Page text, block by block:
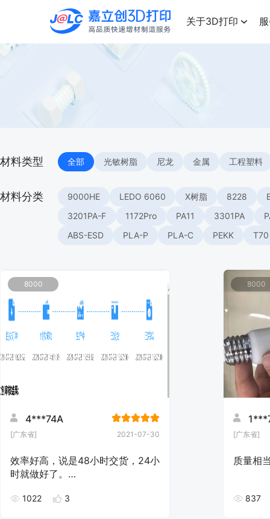
高品质快速增材制造服务
关于3D打印
材料类型 全部 光敏树脂 尼龙 金属 工程塑料
材料分类 9000HE LEDO 6060 X树脂 8228
3201PA-F
1172Pro PA11 3301PA
ABS-ESD
PLA-P PLA-C PEKK T70
8000
4***74A
[广东省] 2021-07-30
效率好高，说是48小时交货，24小
时就做好了。
错，价格也很便宜，祝越来越好。
1022 3
8000
[广东省]
质量相
837